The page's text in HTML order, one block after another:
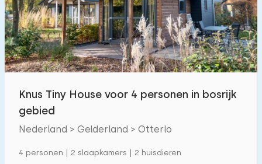
Knus Tiny House voor 4 personen in bosrijk
gebied
Nederland > Gelderland > Otterlo
4 personen | 2 slaapkamers | 2 huisdieren